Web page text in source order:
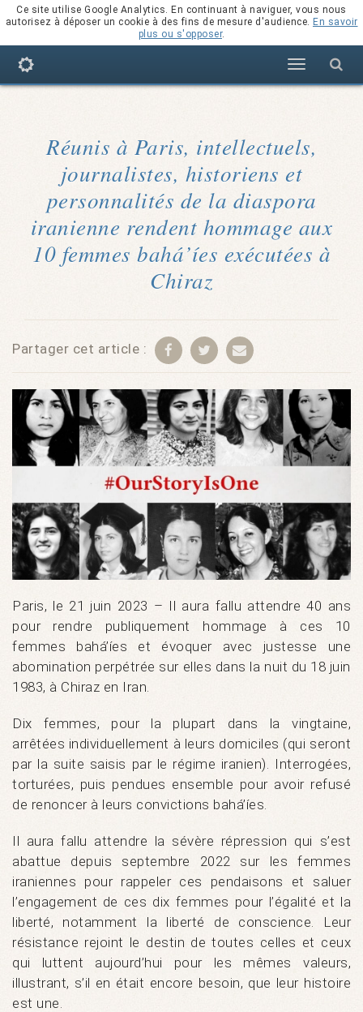
Ce site utilise Google Analytics. En continuant à naviguer, vous nous
autorisez à déposer un cookie à des fins de mesure d'audience. En savoir
plus ou s'opposer.
Navigation
Réunis à Paris, intellectuels,
journalistes, historiens et
personnalités de la diaspora
iranienne rendent hommage aux
10 femmes bahá’íes exécutées à
Chiraz
Partager cet article :
Paris, le 21 juin 2023 – Il aura fallu attendre 40 ans
pour rendre publiquement hommage à ces 10
femmes bahá’íes et évoquer avec justesse une
abomination perpétrée sur elles dans la nuit du 18 juin
1983, à Chiraz en Iran.
Dix femmes, pour la plupart dans la vingtaine,
arrêtées individuellement à leurs domiciles (qui seront
par la suite saisis par le régime iranien). Interrogées,
torturées, puis pendues ensemble pour avoir refusé
de renoncer à leurs convictions bahá’íes.
Il aura fallu attendre la sévère répression qui s’est
abattue depuis septembre 2022 sur les femmes
iraniennes pour rappeler ces pendaisons et saluer
l’engagement de ces dix femmes pour l’égalité et la
liberté, notamment la liberté de conscience. Leur
résistance rejoint le destin de toutes celles et ceux
qui luttent aujourd’hui pour les mêmes valeurs,
illustrant, s’il en était encore besoin, que leur histoire
est une.